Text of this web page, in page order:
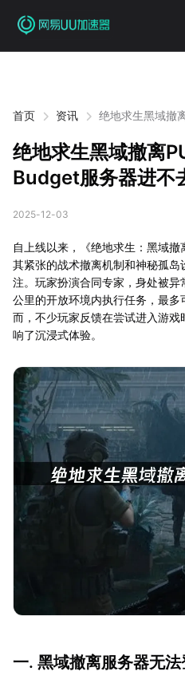
首页 资讯
绝地求生黑域撤
绝地求生黑域撤离
Budget服务器进不
2025-12-03
自上线以来，《绝地求生：黑域
其紧张的战术撤离机制和神秘孤
注。玩家扮演合同专家，身处被
公里的开放环境内执行任务，最
而，不少玩家反馈在尝试进入游
响了沉浸式体验。
一. 黑域撤离服务器无